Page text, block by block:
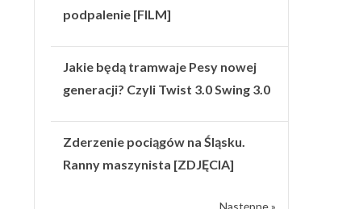
podpalenie [FILM]
Jakie będą tramwaje Pesy nowej
generacji? Czyli Twist 3.0 Swing 3.0
Zderzenie pociągów na Śląsku.
Ranny maszynista [ZDJĘCIA]
Następne »